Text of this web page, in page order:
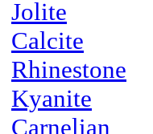
Jolite
Calcite
Rhinestone
Kyanite
Carnelian